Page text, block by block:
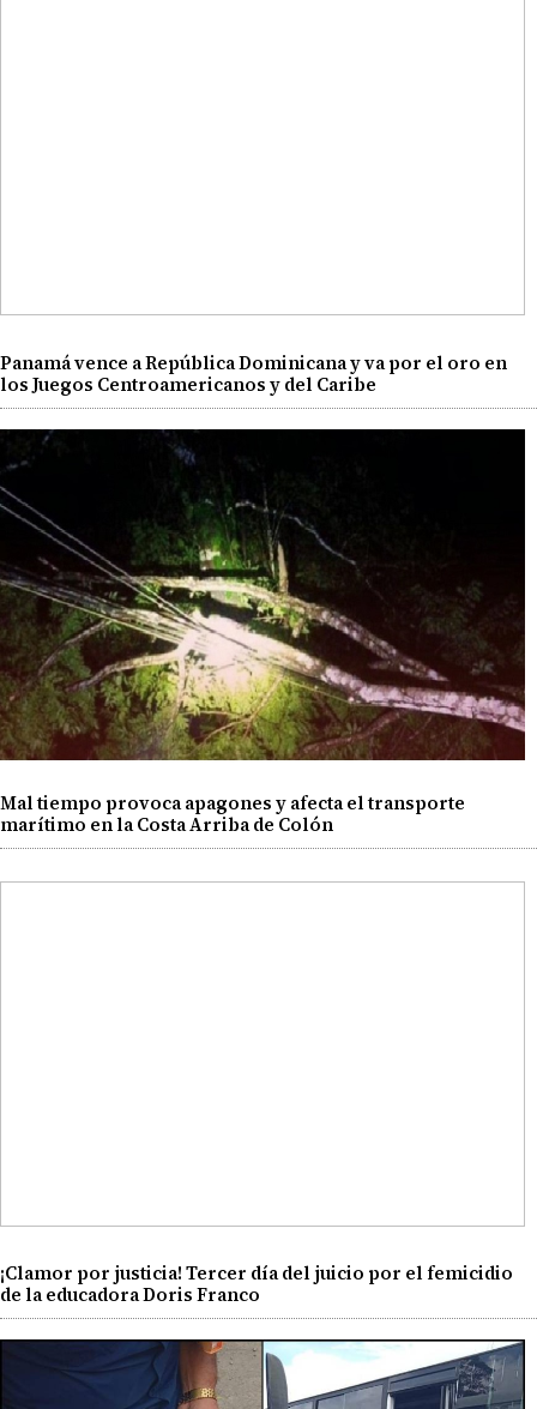
Panamá vence a República Dominicana y va por el oro en
los Juegos Centroamericanos y del Caribe
Mal tiempo provoca apagones y afecta el transporte
marítimo en la Costa Arriba de Colón
¡Clamor por justicia! Tercer día del juicio por el femicidio
de la educadora Doris Franco